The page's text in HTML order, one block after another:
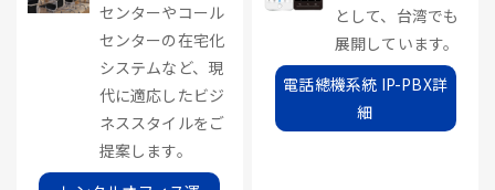
センターやコール
センターの在宅化
システムなど、現
代に適応したビジ
ネススタイルをご
提案します。
として、台湾でも
展開しています。
電話總機系統 IP-PBX詳
細